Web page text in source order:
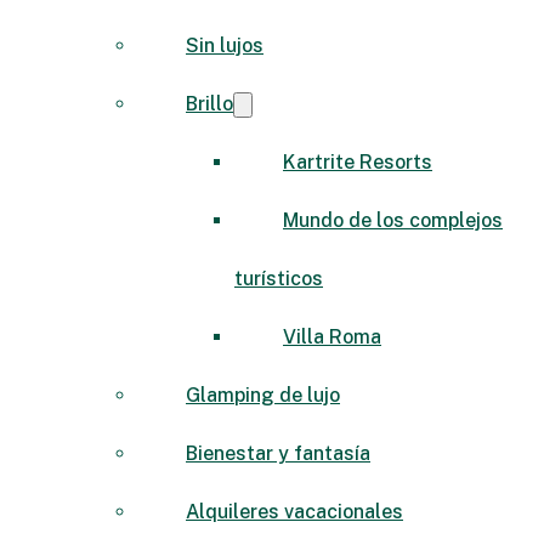
Sin lujos
Brillo
Kartrite Resorts
Mundo de los complejos
turísticos
Villa Roma
Glamping de lujo
Bienestar y fantasía
Alquileres vacacionales